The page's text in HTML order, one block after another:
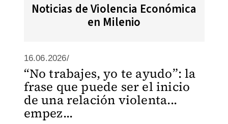
Noticias de Violencia Económica
en Milenio
16.06.2026/
“No trabajes, yo te ayudo”: la
frase que puede ser el inicio
de una relación violenta...
empez...